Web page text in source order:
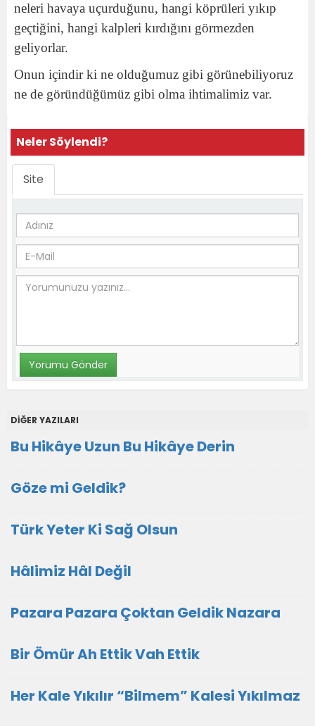
neleri havaya uçurduğunu, hangi köprüleri yıkıp
geçtiğini, hangi kalpleri kırdığını görmezden
geliyorlar.
Onun içindir ki ne olduğumuz gibi görünebiliyoruz
ne de göründüğümüz gibi olma ihtimalimiz var.
Neler Söylendi?
Site
DİĞER YAZILARI
Bu Hikâye Uzun Bu Hikâye Derin
Göze mi Geldik?
Türk Yeter Ki Sağ Olsun
Hâlimiz Hâl Değil
Pazara Pazara Çoktan Geldik Nazara
Bir Ömür Ah Ettik Vah Ettik
Her Kale Yıkılır “Bilmem” Kalesi Yıkılmaz